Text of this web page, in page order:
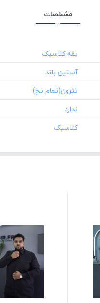
مشخصات